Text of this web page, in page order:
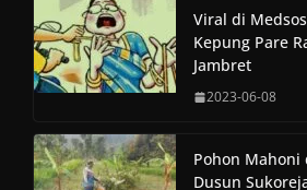
Viral di
Kepung Pare
Jambret
2023-06-08
Pohon Mahoni
Dusun